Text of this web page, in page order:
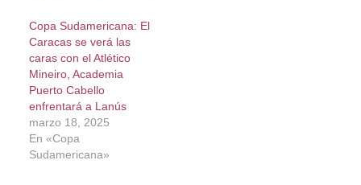
Copa Sudamericana: El
Caracas se verá las
caras con el Atlético
Mineiro, Academia
Puerto Cabello
enfrentará a Lanús
marzo 18, 2025
En «Copa
Sudamericana»